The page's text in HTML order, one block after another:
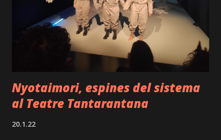
Buch i Sara Espígul, àmpliament coneguts pel gran públic,
defensen amb talent als seus personatges, tot sortim dels
mateixos tant al principi com el final (i també en moments
puntuals de l'obra), per tal...
Nyotaimori, espines del sistema
al Teatre Tantarantana
20.1.22